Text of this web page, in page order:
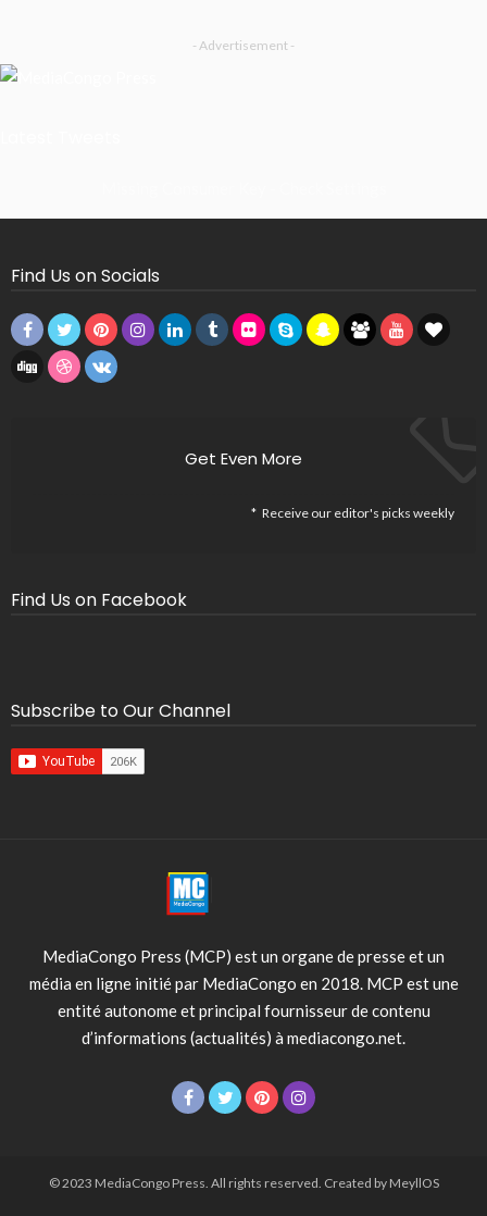
- Advertisement -
Find Us on Socials
Get Even More
Receive our editor's picks weekly
Find Us on Facebook
Subscribe to Our Channel
MediaCongo Press (MCP) est un organe de presse et un
média en ligne initié par MediaCongo en 2018. MCP est une
entité autonome et principal fournisseur de contenu
d’informations (actualités) à mediacongo.net.
© 2023 MediaCongo Press. All rights reserved. Created by MeyllOS